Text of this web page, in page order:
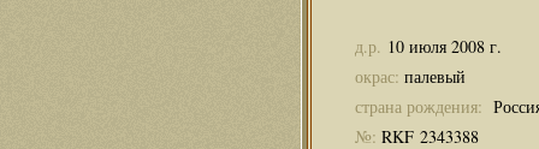
д.р. 10 июля 2008 г.
окрас: палевый
страна рождения:
№: RKF 2343388